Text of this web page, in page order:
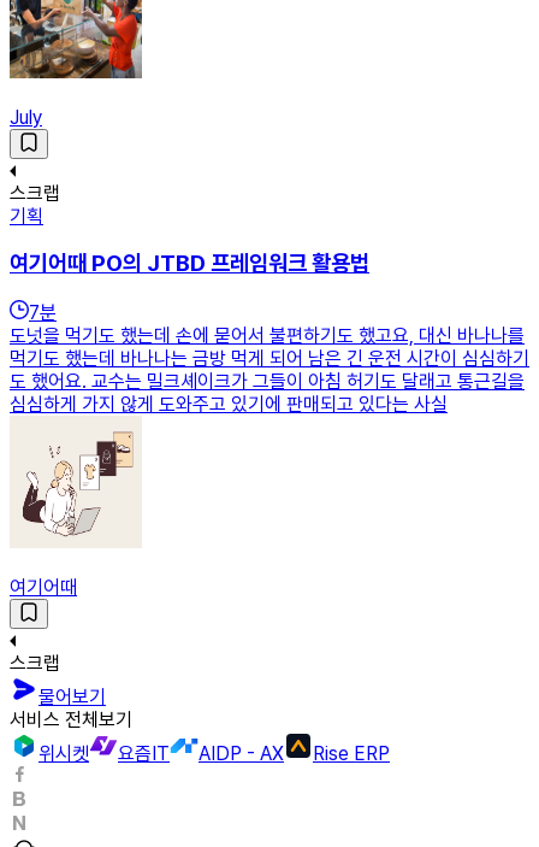
July
스크랩
기획
여기어때 PO의 JTBD 프레임워크 활용법
7분
도넛을 먹기도 했는데 손에 묻어서 불편하기도 했고요, 대신 바나나를
먹기도 했는데 바나나는 금방 먹게 되어 남은 긴 운전 시간이 심심하기
도 했어요. 교수는 밀크셰이크가 그들이 아침 허기도 달래고 통근길을
심심하게 가지 않게 도와주고 있기에 판매되고 있다는 사실
여기어때
스크랩
물어보기
서비스 전체보기
위시켓
요즘IT AIDP - AX Rise ERP